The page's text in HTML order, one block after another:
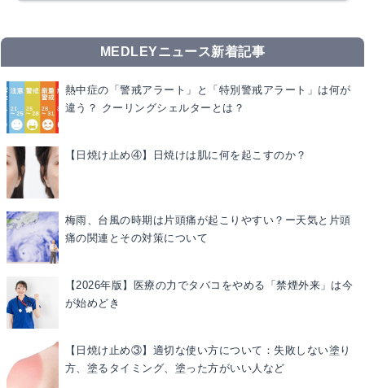
MEDLEYニュース新着記事
熱中症の「警戒アラート」と「特別警戒アラート」は何が
違う？ クーリングシェルターとは？
【日焼け止め④】日焼けは肌に何を起こすのか？
梅雨、台風の時期は片頭痛が起こりやすい？ー天気と片頭
痛の関連とその対策について
【2026年版】医療の力でタバコをやめる「禁煙外来」は今
が始めどき
【日焼け止め③】適切な使い方について：失敗しない塗り
方、塗るタイミング、塗った方がいい人など